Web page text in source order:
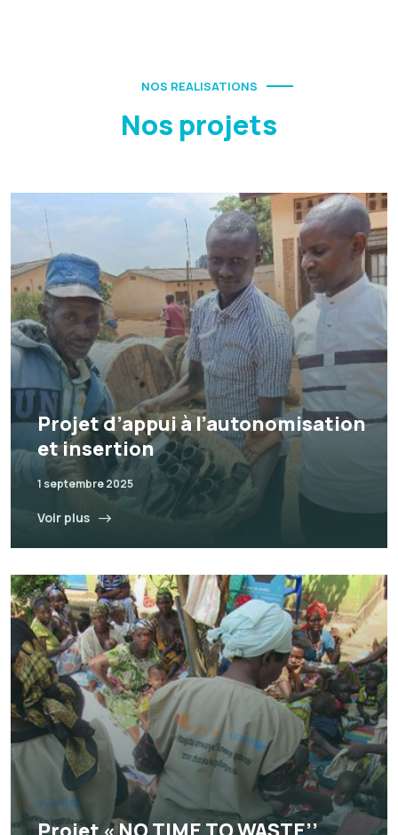
NOS REALISATIONS
Nos projets
Projet d’appui à l’autonomisation
et insertion
1 septembre 2025
Voir plus